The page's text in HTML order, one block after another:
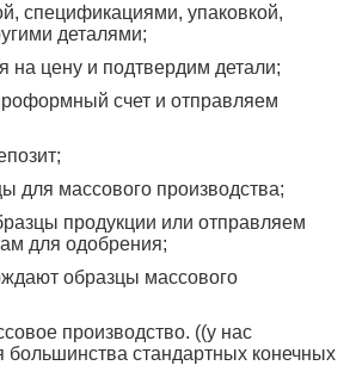
спецификациями, упаковкой,
деталями;
на цену и подтвердим детали;
счет и отправляем
для массового производства;
продукции или отправляем
для одобрения;
образцы массового
производство. ((у нас
большинства стандартных конечных